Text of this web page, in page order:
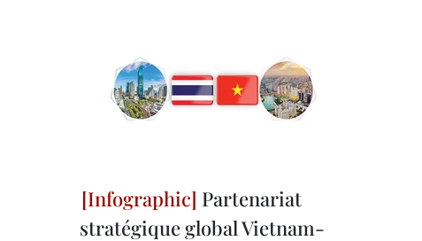
Partenariat
stratégique global Vietnam-